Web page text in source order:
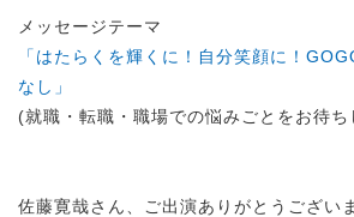
メッセージテーマ
「はたらくを輝くに！自分笑顔に！
なし」
(就職・転職・職場での悩みごとをお待ち
佐藤寛哉さん、ご出演ありがとうござい